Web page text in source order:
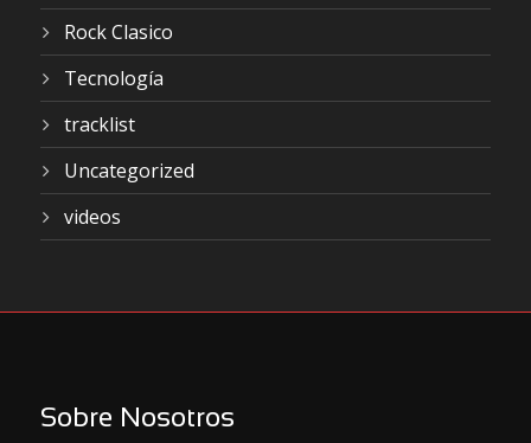
Rock Clasico
Tecnología
tracklist
Uncategorized
videos
Sobre Nosotros